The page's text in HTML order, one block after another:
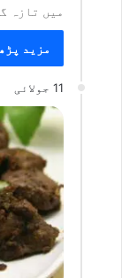
میں تازہ
مزید
11 جولائی